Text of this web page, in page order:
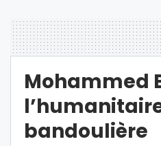
Mohammed
bandoulière